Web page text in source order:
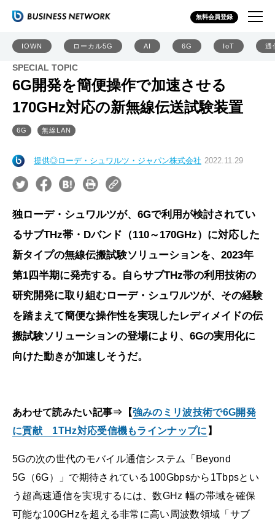
無料会員登録
IOWN ローカル5G AI 6G IoT 通
SPECIAL TOPIC
6G開発を簡便操作で加速させる
170GHz対応の新無線伝送試験装置
6G 無線LAN
提供◎ローデ・シュワルツ・ジャパン株式会社 2022.11.29
独ローデ・シュワルツが、6Gで利用が検討されてい
るサブTHz帯・Dバンド（110～170GHz）に対応した
新タイプの無線伝搬試験ソリューションを、2023年
第1四半期に発売する。自らサブTHz帯の利用技術の
研究開発に取り組むローデ・シュワルツが、その経験
を踏まえて簡便な操作性を実現したレディメイドの伝
搬試験ソリューションの登場により、6Gの実用化に
向けた動きが加速しそうだ。
あわせて読みたい記事⇒【強みのミリ波技術で6G開発
に貢献 1THz対応受信機もラインナップに 】
5Gの次の世代のモバイル通信システム「Beyond
5G（6G）」で期待されている100Gbpsから1Tbpsとい
う超高速通信を実現するには、数GHz 幅の帯域を確保
可能な100GHzを超える非常に高い周波数領域「サブ